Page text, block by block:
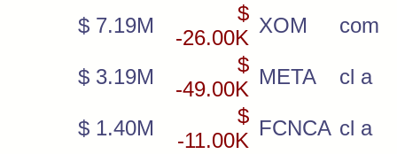
$ 7.19M
$
-26.00K
XOM com
$ 3.19M
$
-49.00K
META cl a
$ 1.40M
$
-11.00K
FCNCA cl a